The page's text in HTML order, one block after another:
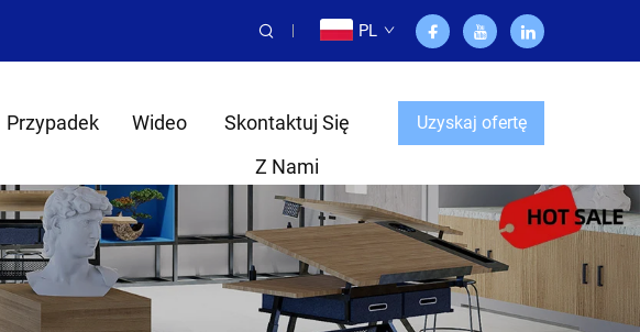
PL
Przypadek Wideo
Skontaktuj Się
Z Nami
Uzyskaj ofertę